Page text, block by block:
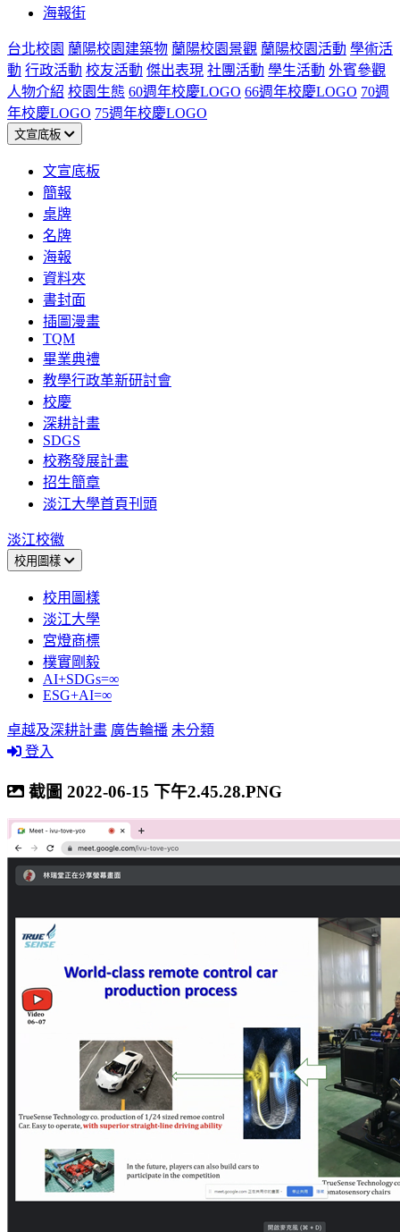
海報街
台北校園 蘭陽校園建築物 蘭陽校園景觀 蘭陽校園活動 學術活
動 行政活動 校友活動 傑出表現 社團活動 學生活動 外賓參觀
人物介紹 校園生態 60週年校慶LOGO 66週年校慶LOGO 70週
年校慶LOGO 75週年校慶LOGO
文宣底板
文宣底板
簡報
桌牌
名牌
海報
資料夾
書封面
插圖漫畫
TQM
畢業典禮
教學行政革新研討會
校慶
深耕計畫
SDGS
校務發展計畫
招生簡章
淡江大學首頁刊頭
淡江校徽
校用圖樣
校用圖樣
淡江大學
宮燈商標
樸實剛毅
AI+SDGs=∞
ESG+AI=∞
卓越及深耕計畫 廣告輪播 未分類
登入
截圖 2022-06-15 下午2.45.28.PNG